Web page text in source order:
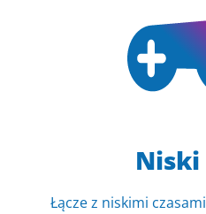
Łącze z niskimi